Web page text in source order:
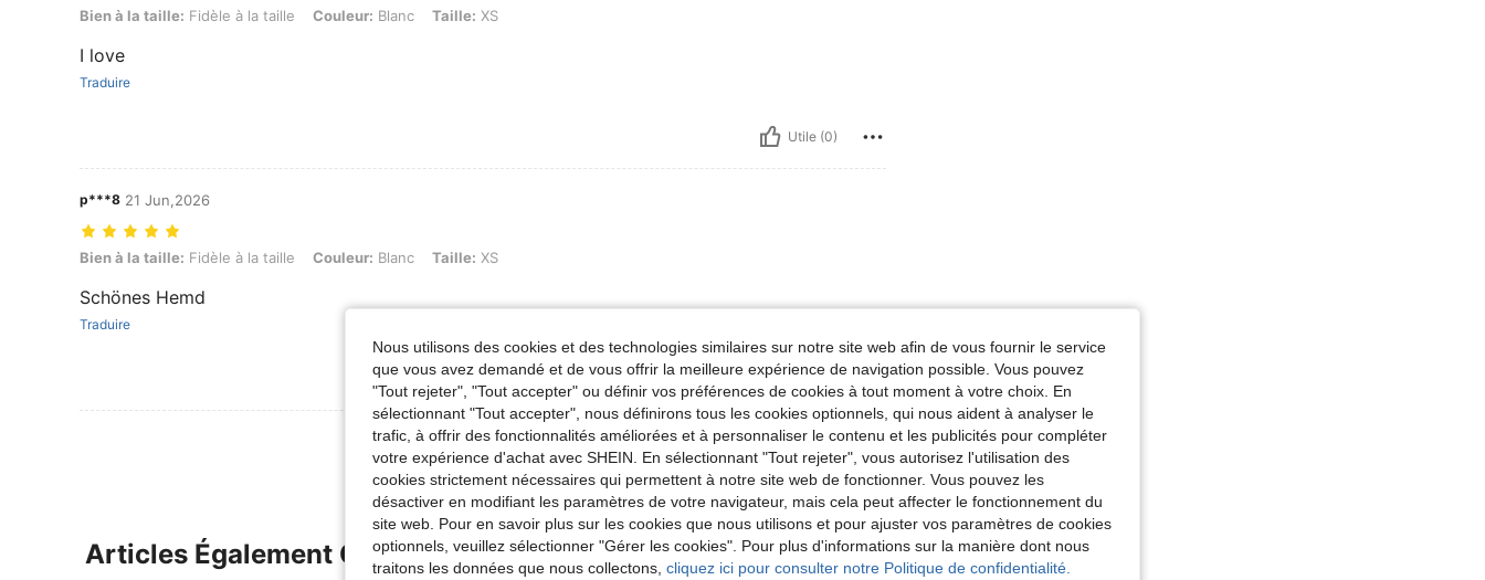
Bien à la taille: Fidèle à la taille, Couleur: Blanc, Taille: XS
Bien à la taille: Fidèle à la taille Couleur: Blanc Taille: XS
I love
Traduire
Utile (0)
p***8 21 Jun,2026
Bien à la taille: Fidèle à la taille, Couleur: Blanc, Taille: XS
Bien à la taille: Fidèle à la taille Couleur: Blanc Taille: XS
Schönes Hemd
Traduire
Utile (0)
Articles Également Consultés
Nous utilisons des cookies et des technologies similaires sur notre site web afin de vous fournir le service
que vous avez demandé et de vous offrir la meilleure expérience de navigation possible. Vous pouvez
"Tout rejeter", "Tout accepter" ou définir vos préférences de cookies à tout moment à votre choix. En
sélectionnant "Tout accepter", nous définirons tous les cookies optionnels, qui nous aident à analyser le
trafic, à offrir des fonctionnalités améliorées et à personnaliser le contenu et les publicités pour compléter
votre expérience d'achat avec SHEIN. En sélectionnant "Tout rejeter", vous autorisez l'utilisation des
cookies strictement nécessaires qui permettent à notre site web de fonctionner. Vous pouvez les
désactiver en modifiant les paramètres de votre navigateur, mais cela peut affecter le fonctionnement du
site web. Pour en savoir plus sur les cookies que nous utilisons et pour ajuster vos paramètres de cookies
optionnels, veuillez sélectionner "Gérer les cookies". Pour plus d'informations sur la manière dont nous
traitons les données que nous collectons, cliquez ici pour consulter notre Politique de confidentialité.